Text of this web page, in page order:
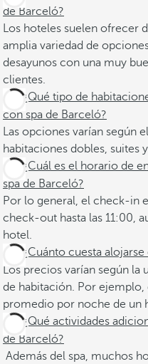
de Barceló?
Los hoteles suelen ofrecer
amplia variedad de
desayunos con una muy
clientes.
¿Qué tipo de
con spa de Barceló?
Las opciones varían según
habitaciones dobles, suites
¿Cuál es el horario de
spa de Barceló?
Por lo general, el check-in
check-out hasta las 11:00,
hotel. ​
¿Cuánto cuesta
Los precios varían según
de habitación. Por
promedio por noche de un
¿Qué actividades
de Barceló?
Además del spa, muchos